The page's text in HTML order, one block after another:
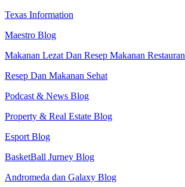
Texas Information
Maestro Blog
Makanan Lezat Dan Resep Makanan Restauran
Resep Dan Makanan Sehat
Podcast & News Blog
Property & Real Estate Blog
Esport Blog
BasketBall Jurney Blog
Andromeda dan Galaxy Blog